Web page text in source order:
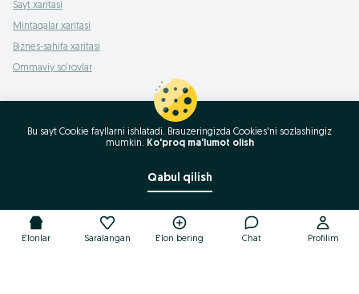
Sayt xaritasi
Mintaqalar xaritasi
Biznes-sahifa xaritasi
Ommaviy so‘rovlar
E'lonlar Saralangan E'lon bering Chat Profilim
Bu sayt Cookie fayllarni ishlatadi. Brauzeringizda Cookies'ni sozlashingiz
mumkin. Ko'proq ma'lumot olish
Qabul qilish